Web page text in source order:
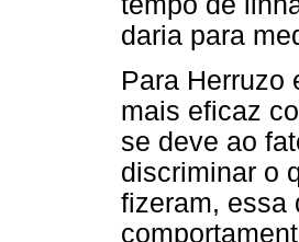
daria para
Para Herruzo
mais eficaz
se deve ao
discriminar o
fizeram, essa